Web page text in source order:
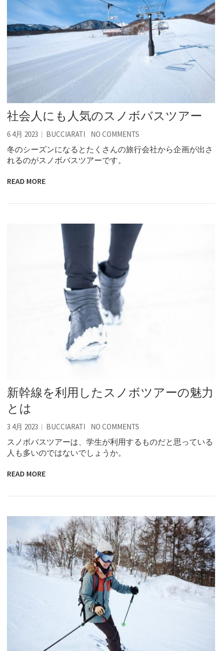
社会人にも人気のスノボバスツアー
6 4月 2023 BUCCIARATI NO COMMENTS
冬のシーズンになるとたくさんの旅行会社から企画が出さ
れるのがスノボバスツアーです。
READ MORE
新幹線を利用したスノボツアーの魅力
とは
3 4月 2023 BUCCIARATI NO COMMENTS
スノボバスツアーは、学生が利用するものだと思っている
人も多いのではないでしょうか。
READ MORE